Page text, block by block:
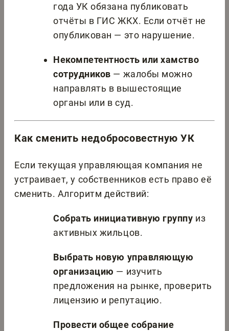
года УК обязана публиковать
отчёты в ГИС ЖКХ. Если отчёт не
опубликован — это нарушение.
Некомпетентность или хамство
сотрудников — жалобы можно
направлять в вышестоящие
органы или в суд.
Как сменить недобросовестную УК
Если текущая управляющая компания не
устраивает, у собственников есть право её
сменить. Алгоритм действий:
Собрать инициативную группу из
активных жильцов.
Выбрать новую управляющую
организацию — изучить
предложения на рынке, проверить
лицензию и репутацию.
Провести общее собрание